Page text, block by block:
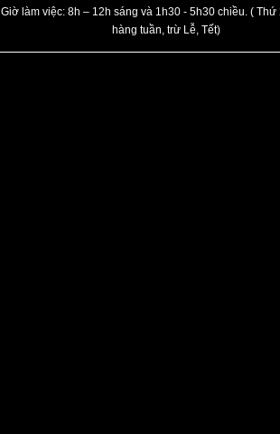
Giờ làm việc: 8h – 12h sáng và 1h30 - 5h30 chiều. ( Thứ
hàng tuần, trừ Lễ, Tết)